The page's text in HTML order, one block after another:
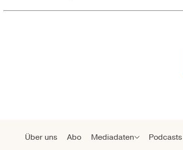
Über uns Abo Mediadaten Podcasts